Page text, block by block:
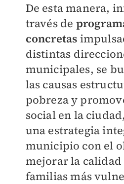
De esta manera,
través de
concretas
distintas
municipales, se
las causas
pobreza y
social en la
una estrategia
municipio con el
mejorar la calidad
familias más